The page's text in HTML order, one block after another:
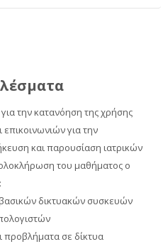
την κατανόηση της χρήσης
για την
και παρουσίαση ιατρικών
του μαθήματος ο
βασικών δικτυακών συσκευών
προβλήματα σε δίκτυα